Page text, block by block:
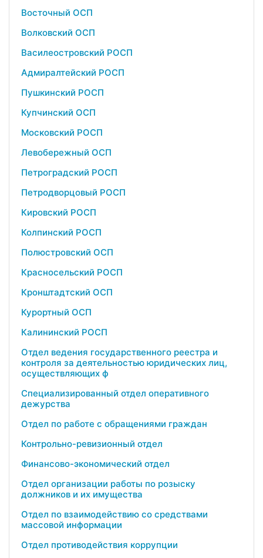
Восточный ОСП
Волковский ОСП
Василеостровский РОСП
Адмиралтейский РОСП
Пушкинский РОСП
Купчинский ОСП
Московский РОСП
Левобережный ОСП
Петроградский РОСП
Петродворцовый РОСП
Кировский РОСП
Колпинский РОСП
Полюстровский ОСП
Красносельский РОСП
Кронштадтский ОСП
Курортный ОСП
Калининский РОСП
Отдел ведения государственного реестра и
контроля за деятельностью юридических лиц,
осуществляющих ф
Специализированный отдел оперативного
дежурства
Отдел по работе с обращениями граждан
Контрольно-ревизионный отдел
Финансово-экономический отдел
Отдел организации работы по розыску
должников и их имущества
Отдел по взаимодействию со средствами
массовой информации
Отдел противодействия коррупции